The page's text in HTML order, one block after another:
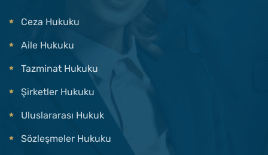
Ceza Hukuku
Aile Hukuku
Tazminat Hukuku
Şirketler Hukuku
Uluslararası Hukuk
Sözleşmeler Hukuku